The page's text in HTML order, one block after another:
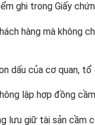
ghi trong Giấy
hàng mà không
dấu của cơ quan,
lập hợp đồng
lưu giữ tài sản cầm